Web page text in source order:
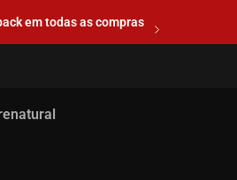
em todas as compras